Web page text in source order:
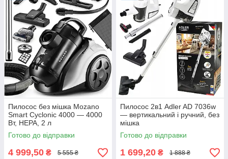
Пилосос без мішка Mozano
Smart Cyclonic 4000 — 4000
Вт, HEPA, 2 л
Готово до відправки
4 999,50 ₴ 5 555 ₴
Пилосос 2в1 Adler AD 7036w
— вертикальний і ручний, без
мішка
Готово до відправки
1 699,20 ₴ 1 888 ₴